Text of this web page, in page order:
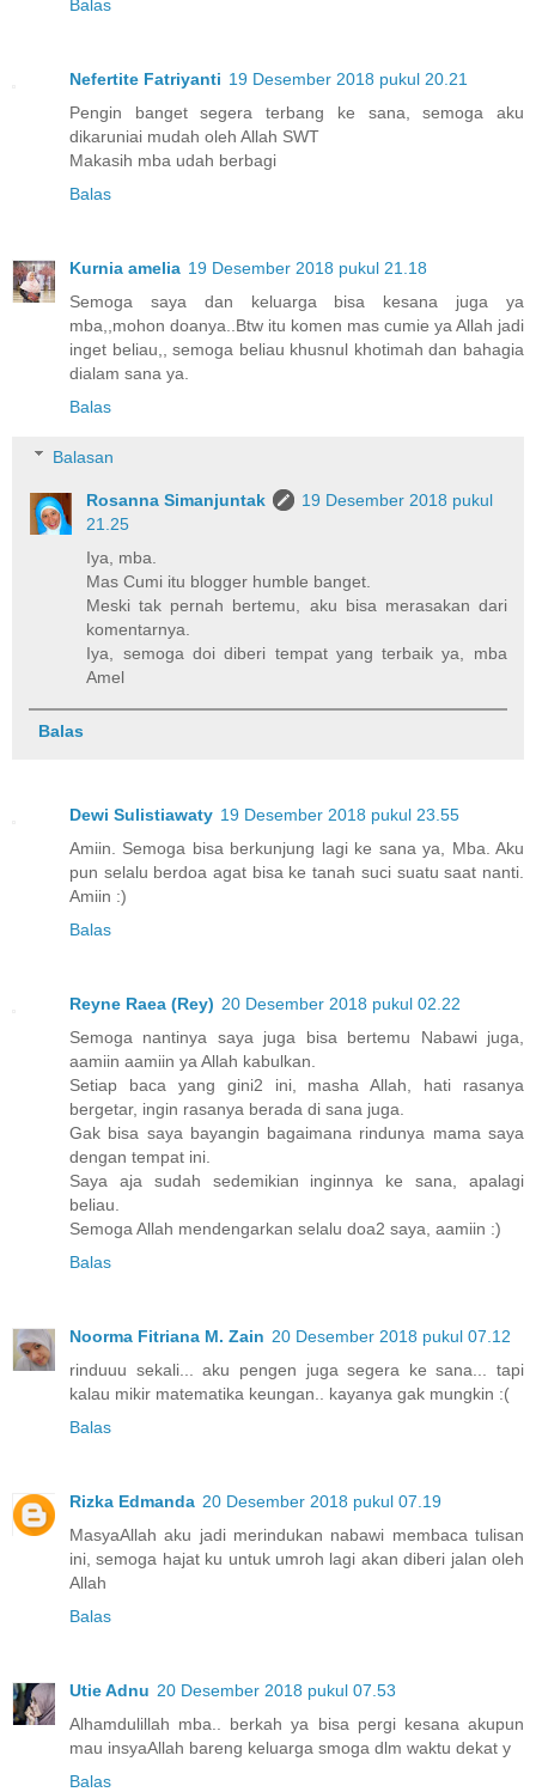
Balas
Nefertite Fatriyanti 19 Desember 2018 pukul 20.21
Pengin banget segera terbang ke sana, semoga aku
dikaruniai mudah oleh Allah SWT
Makasih mba udah berbagi
Balas
Kurnia amelia 19 Desember 2018 pukul 21.18
Semoga saya dan keluarga bisa kesana juga ya
mba,,mohon doanya..Btw itu komen mas cumie ya Allah jadi
inget beliau,, semoga beliau khusnul khotimah dan bahagia
dialam sana ya.
Balas
Balasan
Rosanna Simanjuntak
19 Desember 2018 pukul
21.25
Iya, mba.
Mas Cumi itu blogger humble banget.
Meski tak pernah bertemu, aku bisa merasakan dari
komentarnya.
Iya, semoga doi diberi tempat yang terbaik ya, mba
Amel
Balas
Dewi Sulistiawaty 19 Desember 2018 pukul 23.55
Amiin. Semoga bisa berkunjung lagi ke sana ya, Mba. Aku
pun selalu berdoa agat bisa ke tanah suci suatu saat nanti.
Amiin :)
Balas
Reyne Raea (Rey) 20 Desember 2018 pukul 02.22
Semoga nantinya saya juga bisa bertemu Nabawi juga,
aamiin aamiin ya Allah kabulkan.
Setiap baca yang gini2 ini, masha Allah, hati rasanya
bergetar, ingin rasanya berada di sana juga.
Gak bisa saya bayangin bagaimana rindunya mama saya
dengan tempat ini.
Saya aja sudah sedemikian inginnya ke sana, apalagi
beliau.
Semoga Allah mendengarkan selalu doa2 saya, aamiin :)
Balas
Noorma Fitriana M. Zain 20 Desember 2018 pukul 07.12
rinduuu sekali... aku pengen juga segera ke sana... tapi
kalau mikir matematika keungan.. kayanya gak mungkin :(
Balas
Rizka Edmanda 20 Desember 2018 pukul 07.19
MasyaAllah aku jadi merindukan nabawi membaca tulisan
ini, semoga hajat ku untuk umroh lagi akan diberi jalan oleh
Allah
Balas
Utie Adnu 20 Desember 2018 pukul 07.53
Alhamdulillah mba.. berkah ya bisa pergi kesana akupun
mau insyaAllah bareng keluarga smoga dlm waktu dekat y
Balas